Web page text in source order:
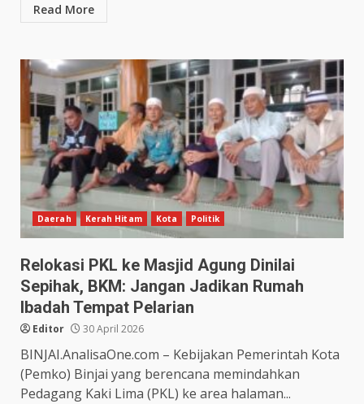
Read More
Daerah Kerah Hitam Kota Politik
Relokasi PKL ke Masjid Agung Dinilai
Sepihak, BKM: Jangan Jadikan Rumah
Ibadah Tempat Pelarian
Editor 30 April 2026
BINJAI.AnalisaOne.com – Kebijakan Pemerintah Kota
(Pemko) Binjai yang berencana memindahkan
Pedagang Kaki Lima (PKL) ke area halaman...